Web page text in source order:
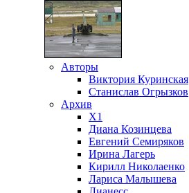
Авторы
Виктория Куринская
Станислав Огрызков
Архив
X1
Диана Козинцева
Евгений Семиряков
Ирина Лагерь
Кирилл Николаенко
Лариса Малышева